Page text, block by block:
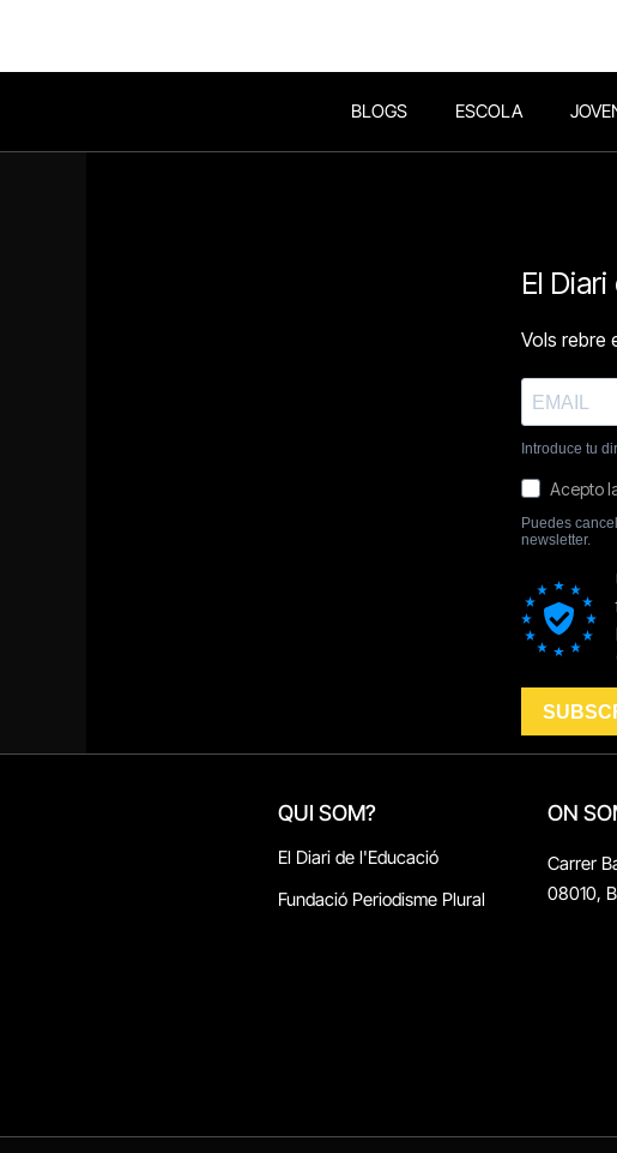
BLOGS ESCOLA
QUI SOM?
El Diari de l'Educació
Fundació Periodisme Plural
ON
Carrer
08010,